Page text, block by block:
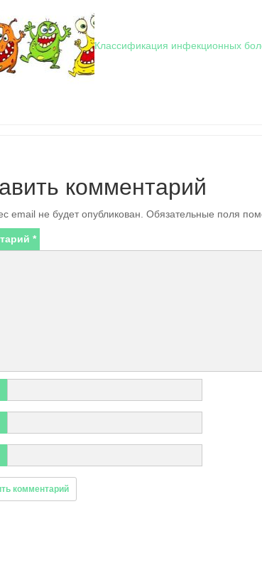
Классификация инфекционных
комментарий
email не будет опубликован. Обязательные поля
*